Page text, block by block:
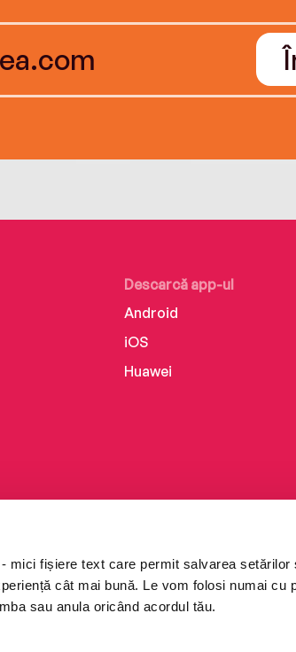
mici fișiere text care permit salvarea setărilor
cât mai bună. Le vom folosi numai cu
sau anula oricând acordul tău.
Descarcă app-ul
Android
iOS
Huawei